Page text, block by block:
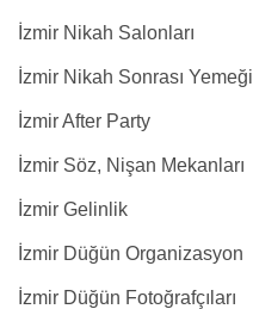
İzmir Nikah Salonları
İzmir Nikah Sonrası Yemeği
İzmir After Party
İzmir Söz, Nişan Mekanları
İzmir Gelinlik
İzmir Düğün Organizasyon
İzmir Düğün Fotoğrafçıları